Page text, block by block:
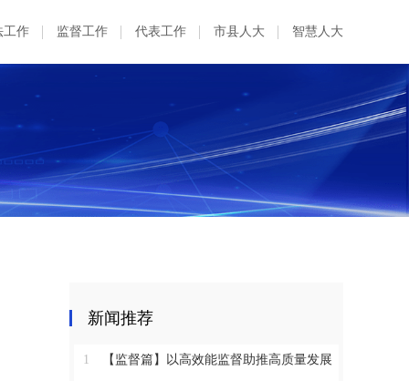
工作 监督工作 代表工作 市县人大 智慧人大
新闻推荐
1 【监督篇】以高效能监督助推高质量发展